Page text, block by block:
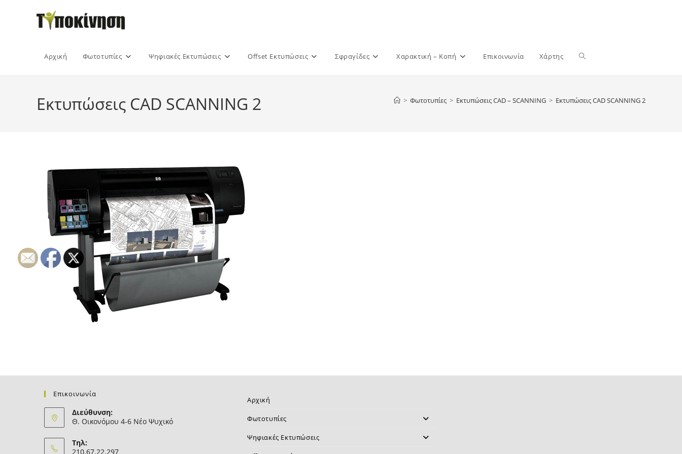
Αρχική Φωτοτυπίες Ψηφιακές Εκτυπώσεις Offset Εκτυπώσεις Σφραγίδες Χαρακτική – Κοπή Επικοινωνία Χάρτης Toggle
Εκτυπώσεις CAD SCANNING 2 > Φωτοτυπίες > Εκτυπώσεις CAD – SCANNING > Εκτυπώσεις CAD SCANNING 2
Επικοινωνία
Διεύθυνση:
Θ. Οικονόμου 4-6 Νέο Ψυχικό
Τηλ:
210.67.22.297
Αρχική
Φωτοτυπίες
Ψηφιακές Εκτυπώσεις